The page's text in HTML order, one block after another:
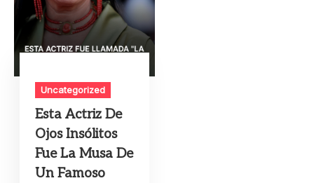
Uncategorized
Esta Actriz De
Ojos Insólitos
Fue La Musa De
Un Famoso